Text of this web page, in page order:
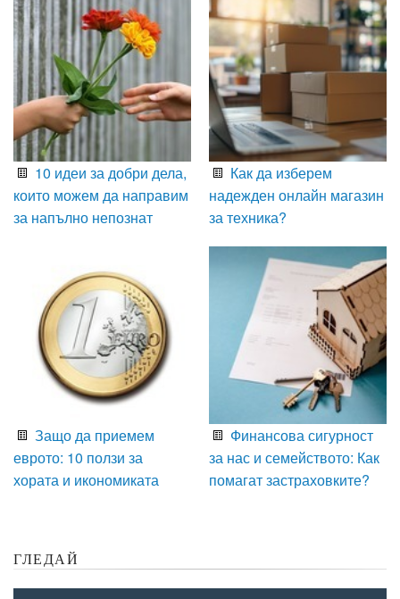
10 идеи за добри дела,
които можем да направим
за напълно непознат
Как да изберем
надежден онлайн магазин
за техника?
Защо да приемем
еврото: 10 ползи за
хората и икономиката
Финансова сигурност
за нас и семейството: Как
помагат застраховките?
ГЛЕДАЙ